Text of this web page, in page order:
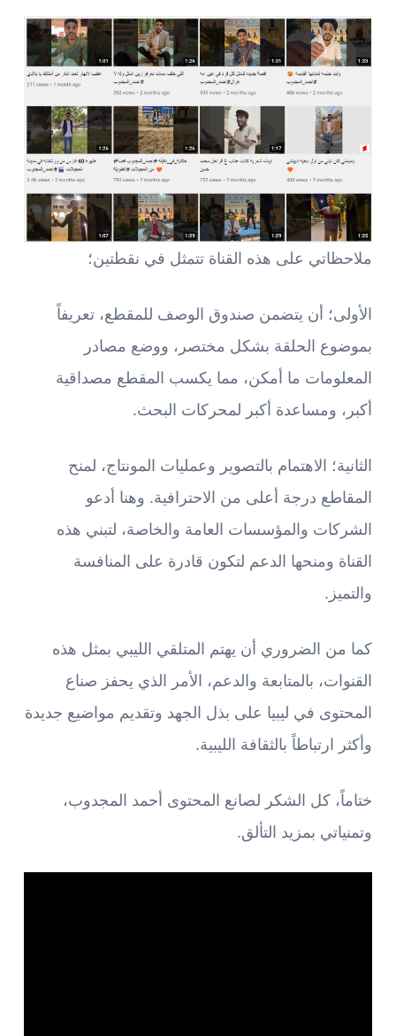
ملاحظاتي على هذه القناة تتمثل في نقطتين؛
الأولى؛ أن يتضمن صندوق الوصف للمقطع، تعريفاً
بموضوع الحلقة بشكل مختصر، ووضع مصادر
المعلومات ما أمكن، مما يكسب المقطع مصداقية
أكبر، ومساعدة أكبر لمحركات البحث.
الثانية؛ الاهتمام بالتصوير وعمليات المونتاج، لمنح
المقاطع درجة أعلى من الاحترافية. وهنا أدعو
الشركات والمؤسسات العامة والخاصة، لتبني هذه
القناة ومنحها الدعم لتكون قادرة على المنافسة
والتميز.
كما من الضروري أن يهتم المتلقي الليبي بمثل هذه
القنوات، بالمتابعة والدعم، الأمر الذي يحفز صناع
المحتوى في ليبيا على بذل الجهد وتقديم مواضيع جديدة
وأكثر ارتباطاً بالثقافة الليبية.
ختاماً، كل الشكر لصانع المحتوى أحمد المجدوب،
وتمنياتي بمزيد التألق.